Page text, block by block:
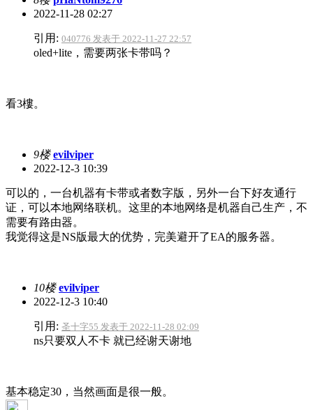
2022-11-28 02:27
引用: 040776 发表于 2022-11-27 22:57
oled+lite，需要两张卡带吗？
看3樓。
9楼 evilviper
2022-12-3 10:39
可以的，一台机器有卡带或者数字版，另外一台下好友通行
证，可以本地网络联机。这里的本地网络是机器自己生产，不
需要有路由器。
我觉得这是NS版最大的优势，完美避开了EA的服务器。
10楼 evilviper
2022-12-3 10:40
引用: 圣十字55 发表于 2022-11-28 02:09
ns只要双人不卡 就已经谢天谢地
基本稳定30，当然画面是很一般。